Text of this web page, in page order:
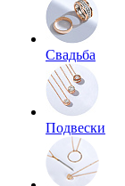
Свадьба
Подвески